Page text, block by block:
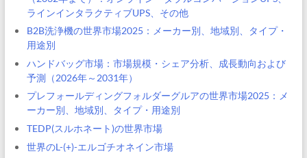
ラインインタラクティブUPS、その他
B2B洗浄機の世界市場2025：メーカー別、地域別、タイプ・
用途別
ハンドバッグ市場：市場規模・シェア分析、成長動向および
予測（2026年～2031年）
プレフォールディングフォルダーグルアの世界市場2025：メ
ーカー別、地域別、タイプ・用途別
TEDP(スルホネート)の世界市場
世界のL-(+)-エルゴチオネイン市場